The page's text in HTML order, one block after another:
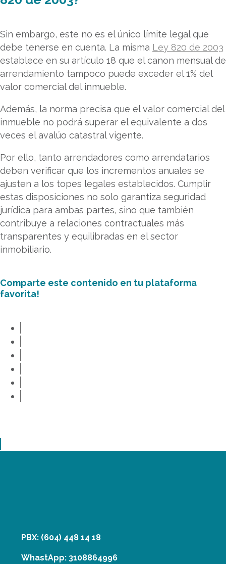
Sin embargo, este no es el único límite legal que
debe tenerse en cuenta. La misma Ley 820 de 2003
establece en su artículo 18 que el canon mensual de
arrendamiento tampoco puede exceder el 1% del
valor comercial del inmueble.
Además, la norma precisa que el valor comercial del
inmueble no podrá superar el equivalente a dos
veces el avalúo catastral vigente.
Por ello, tanto arrendadores como arrendatarios
deben verificar que los incrementos anuales se
ajusten a los topes legales establecidos. Cumplir
estas disposiciones no solo garantiza seguridad
jurídica para ambas partes, sino que también
contribuye a relaciones contractuales más
transparentes y equilibradas en el sector
inmobiliario.
Comparte este contenido en tu plataforma
favorita!
PBX: (604) 448 14 18
WhastApp: 3108864996